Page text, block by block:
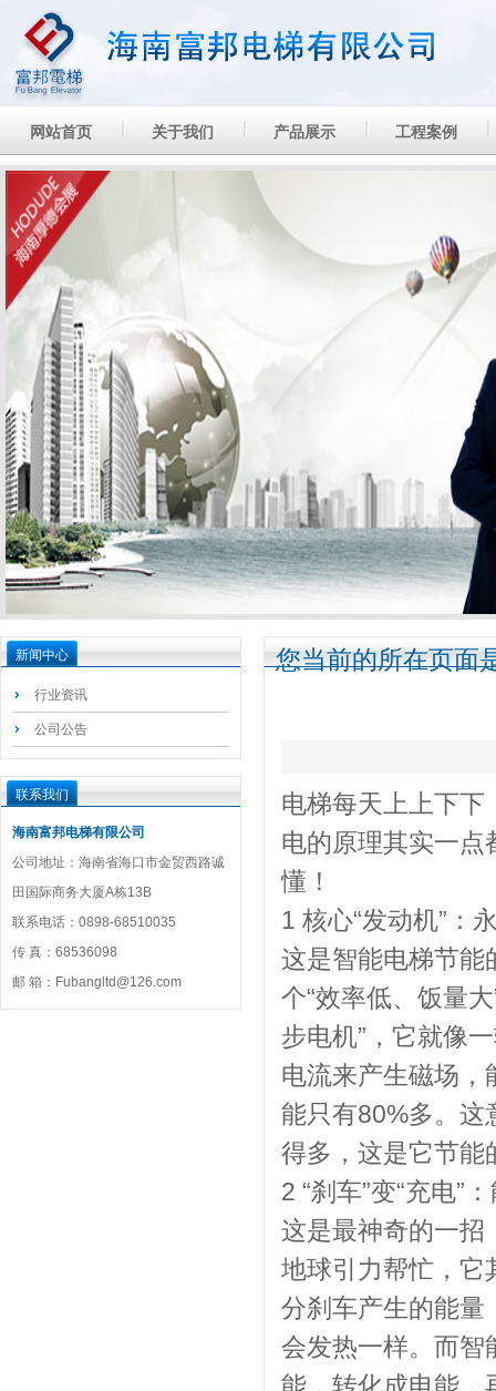
网站首页 关于我们 产品展示 工程案例
新闻中心
行业资讯
公司公告
联系我们
海南富邦电梯有限公司
公司地址：海南省海口市金贸西路诚
田国际商务大厦A栋13B
联系电话：0898-68510035
传 真：68536098
邮 箱：Fubangltd@126.com
您当前的所在页面
电梯每天上上下下
电的原理其实一点
懂！
1 核心“发动机”：
这是智能电梯节能
个“效率低、饭量
步电机”，它就像
电流来产生磁场，
能只有80%多。这
得多，这是它节能
2 “刹车”变“充电”
这是最神奇的一招
地球引力帮忙，它
分刹车产生的能量
会发热一样。而智